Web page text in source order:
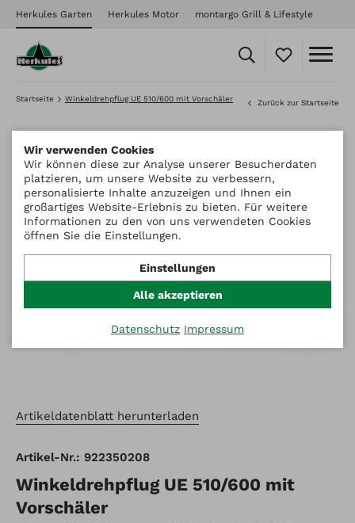
Herkules Garten Herkules Motor montargo Grill & Lifestyle
Startseite Winkeldrehpflug UE 510/600 mit Vorschäler Zurück zur Startseite
Artikeldatenblatt herunterladen
Artikel-Nr.: 922350208
Winkeldrehpflug UE 510/600 mit
Vorschäler
Wir verwenden Cookies
Wir können diese zur Analyse unserer Besucherdaten
platzieren, um unsere Website zu verbessern,
personalisierte Inhalte anzuzeigen und Ihnen ein
großartiges Website-Erlebnis zu bieten. Für weitere
Informationen zu den von uns verwendeten Cookies
öffnen Sie die Einstellungen.
Einstellungen
Alle akzeptieren
Datenschutz Impressum